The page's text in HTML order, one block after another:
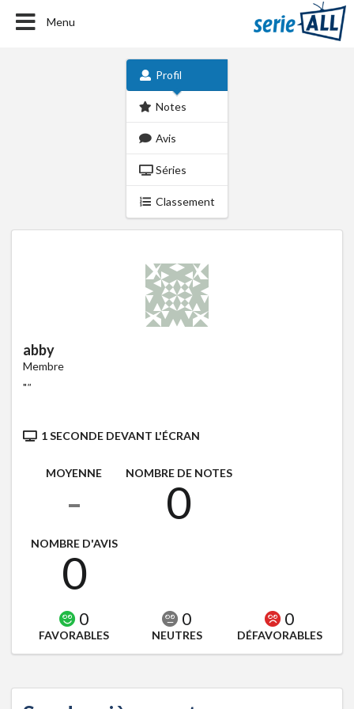
Menu
Profil
Notes
Avis
Séries
Classement
abby
Membre
""
1 SECONDE DEVANT L'ÉCRAN
MOYENNE
-
NOMBRE DE NOTES
0
NOMBRE D'AVIS
0
0
FAVORABLES
0
NEUTRES
0
DÉFAVORABLES